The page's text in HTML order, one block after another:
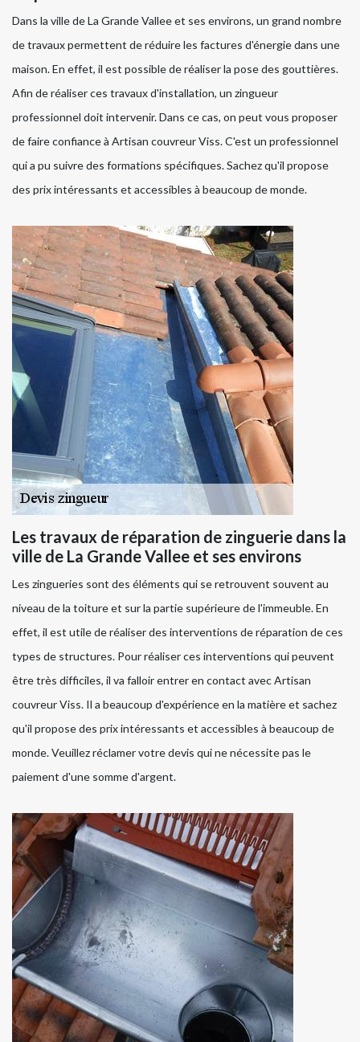
Dans la ville de La Grande Vallee et ses environs, un grand nombre
de travaux permettent de réduire les factures d'énergie dans une
maison. En effet, il est possible de réaliser la pose des gouttières.
Afin de réaliser ces travaux d'installation, un zingueur
professionnel doit intervenir. Dans ce cas, on peut vous proposer
de faire confiance à Artisan couvreur Viss. C'est un professionnel
qui a pu suivre des formations spécifiques. Sachez qu'il propose
des prix intéressants et accessibles à beaucoup de monde.
Les travaux de réparation de zinguerie dans la
ville de La Grande Vallee et ses environs
Les zingueries sont des éléments qui se retrouvent souvent au
niveau de la toiture et sur la partie supérieure de l'immeuble. En
effet, il est utile de réaliser des interventions de réparation de ces
types de structures. Pour réaliser ces interventions qui peuvent
être très difficiles, il va falloir entrer en contact avec Artisan
couvreur Viss. Il a beaucoup d'expérience en la matière et sachez
qu'il propose des prix intéressants et accessibles à beaucoup de
monde. Veuillez réclamer votre devis qui ne nécessite pas le
paiement d'une somme d'argent.